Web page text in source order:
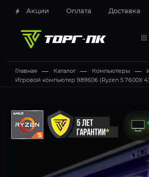
Акции Оплата Доставка
Главная — Каталог — Компьютеры —
Игровой компьютер 989606 (Ryzen 5 7600X